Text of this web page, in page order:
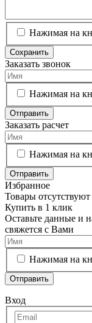
Нажимая на
Сохранить
Заказать звонок
Нажимая на
Отправить
Заказать расчет
Нажимая на
Отправить
Избранное
Товары отсутствуют
Купить в 1 клик
Оставьте данные и
свяжется с Вами
Нажимая на
Отправить
Вход